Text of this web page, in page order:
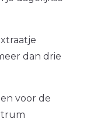
dan drie
voor de